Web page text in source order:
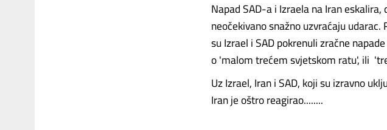
Napad SAD-a i Izraela na Iran
neočekivano snažno uzvraćaju
su Izrael i SAD pokrenuli zračne
o 'malom trećem svjetskom ratu', ili
Uz Izrael, Iran i SAD, koji su izravno
Iran je oštro reagirao........